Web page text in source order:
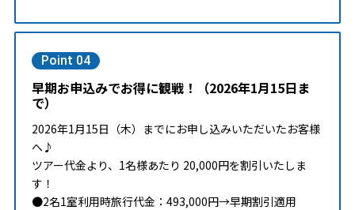
Point 04
早期お申込みでお得に観戦！（2026年1月15日ま
で）
2026年1月15日（木）までにお申し込みいただいたお客様
へ♪
ツアー代金より、1名様あたり 20,000円を割引いたしま
す！
●2名1室利用時旅行代金：493,000円→早期割引適用